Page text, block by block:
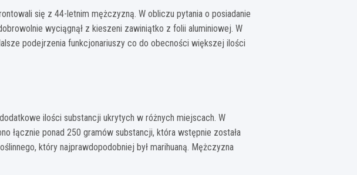
się z 44-letnim mężczyzną. W obliczu pytania o posiadanie
wyciągnął z kieszeni zawiniątko z folii aluminiowej. W
podejrzenia funkcjonariuszy co do obecności większej ilości
ilości substancji ukrytych w różnych miejscach. W
łącznie ponad 250 gramów substancji, która wstępnie została
który najprawdopodobniej był marihuaną. Mężczyzna